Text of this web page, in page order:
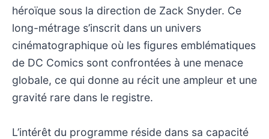
héroïque sous la direction de Zack Snyder. Ce
long-métrage s’inscrit dans un univers
cinématographique où les figures emblématiques
de DC Comics sont confrontées à une menace
globale, ce qui donne au récit une ampleur et une
gravité rare dans le registre.
L’intérêt du programme réside dans sa capacité